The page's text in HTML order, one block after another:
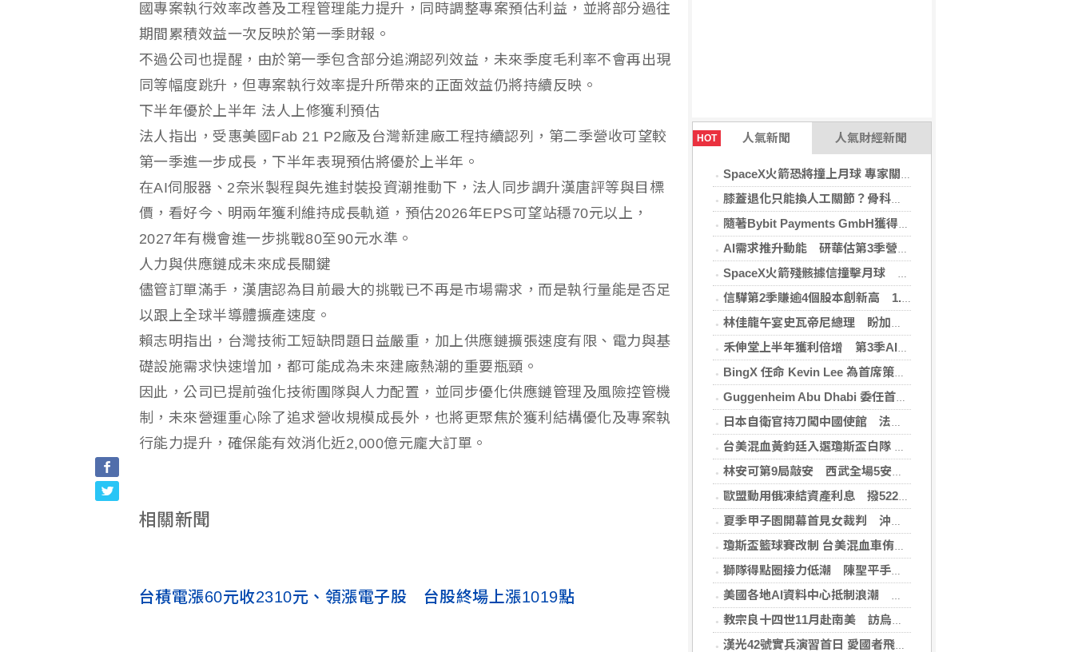
HOT 人氣新聞 人氣財經新聞
SpaceX火箭恐將撞上月球 專家關注衝擊後果
膝蓋退化只能換人工關節？骨科醫師解析「退化性關節炎」治療評估
隨著Bybit Payments GmbH獲得電子貨幣機構牌照，Bybit.eu進一步拓展其在歐洲的業務布局
AI需求推升動能 研華估第3季營收雙增、毛利率持穩
SpaceX火箭殘骸據信撞擊月球 無即時畫面暫難確認
信驊第2季賺逾4個股本創新高 1.87億元參與M31私募
林佳龍午宴史瓦帝尼總理 盼加強各領域雙邊合作
禾伸堂上半年獲利倍增 第3季AI用MLCC需求看旺
BingX 任命 Kevin Lee 為首席策略長，加速推進多資產、以用戶為核心的發展願景
Guggenheim Abu Dhabi 委任首任館長
日本自衛官持刀闖中國使館 法庭上稱促中國改變外交
台美混血黃鈞廷入選瓊斯盃白隊 榮幸披台灣戰袍
林安可第9局敲安 西武全場5安遭羅德完封
歐盟動用俄凍結資產利息 撥522億元援助烏克蘭
夏季甲子園開幕首見女裁判 沖繩尚學力拚二連霸
瓊斯盃籃球賽改制 台美混血車侑城、黃鈞廷成亮點
獅隊得點圈接力低潮 陳聖平手感冷到結霜
美國各地AI資料中心抵制浪潮 川普指控北京煽動
教宗良十四世11月赴南美 訪烏拉圭、阿根廷和秘魯
漢光42號實兵演習首日 愛國者飛彈車高雄罕見現蹤
國專案執行效率改善及工程管理能力提升，同時調整專案預估利益，並將部分過往
期間累積效益一次反映於第一季財報。
不過公司也提醒，由於第一季包含部分追溯認列效益，未來季度毛利率不會再出現
同等幅度跳升，但專案執行效率提升所帶來的正面效益仍將持續反映。
下半年優於上半年 法人上修獲利預估
法人指出，受惠美國Fab 21 P2廠及台灣新建廠工程持續認列，第二季營收可望較
第一季進一步成長，下半年表現預估將優於上半年。
在AI伺服器、2奈米製程與先進封裝投資潮推動下，法人同步調升漢唐評等與目標
價，看好今、明兩年獲利維持成長軌道，預估2026年EPS可望站穩70元以上，
2027年有機會進一步挑戰80至90元水準。
人力與供應鏈成未來成長關鍵
儘管訂單滿手，漢唐認為目前最大的挑戰已不再是市場需求，而是執行量能是否足
以跟上全球半導體擴產速度。
賴志明指出，台灣技術工短缺問題日益嚴重，加上供應鏈擴張速度有限、電力與基
礎設施需求快速增加，都可能成為未來建廠熱潮的重要瓶頸。
因此，公司已提前強化技術團隊與人力配置，並同步優化供應鏈管理及風險控管機
制，未來營運重心除了追求營收規模成長外，也將更聚焦於獲利結構優化及專案執
行能力提升，確保能有效消化近2,000億元龐大訂單。
相關新聞
台積電漲60元收2310元、領漲電子股 台股終場上漲1019點